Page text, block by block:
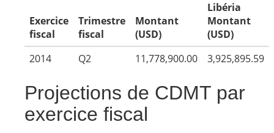
Exercice
fiscal
Trimestre
fiscal
Montant
(USD)
Libéria
Montant
(USD)
2014
Q2 11,778,900.00 3,925,895.59
Projections de CDMT par
exercice fiscal